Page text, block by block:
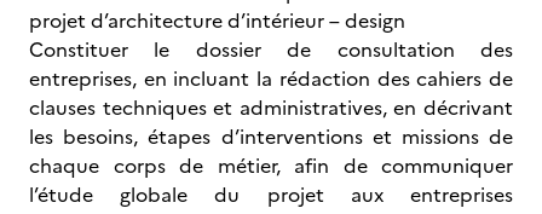
projet d’architecture d’intérieur – design
Constituer le dossier de consultation des
entreprises, en incluant la rédaction des cahiers de
clauses techniques et administratives, en décrivant
les besoins, étapes d’interventions et missions de
chaque corps de métier, afin de communiquer
l’étude globale du projet aux entreprises